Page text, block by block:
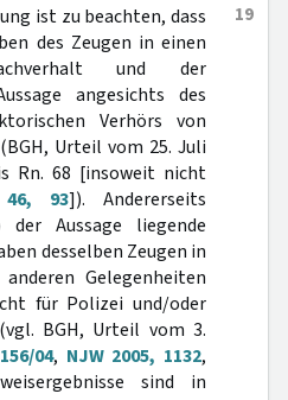
19
ist zu beachten, dass
des Zeugen in einen
und der
angesichts des
Verhörs von
Urteil vom 25. Juli
Rn. 68 [insoweit nicht
46, 93]). Andererseits
Aussage liegende
desselben Zeugen in
Gelegenheiten
für Polizei und/oder
BGH, Urteil vom 3.
04, NJW 2005, 1132,
sind in